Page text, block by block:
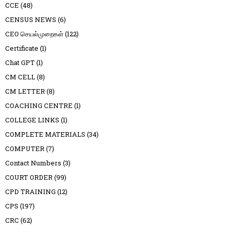
CCE (48)
CENSUS NEWS (6)
CEO செயல்முறைகள்(122)
Certificate (1)
Chat GPT(1)
CM CELL(8)
CM LETTER(8)
COACHING CENTRE (1)
COLLEGE LINKS (1)
COMPLETE MATERIALS (34)
COMPUTER(7)
Contact Numbers (3)
COURT ORDER(99)
CPD TRAINING (12)
CPS (197)
CRC (62)